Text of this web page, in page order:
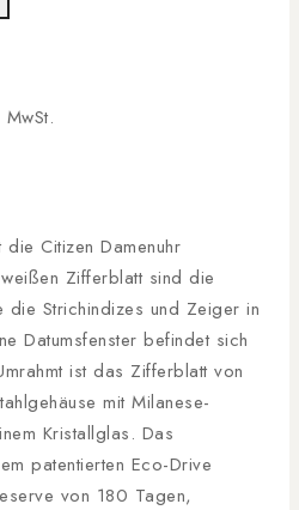
Citizen Damenuhr
Zifferblatt sind die
Strichindizes und Zeiger in
Datumsfenster befindet sich
ist das Zifferblatt von
mit Milanese-
Kristallglas. Das
patentierten Eco-Drive
von 180 Tagen,